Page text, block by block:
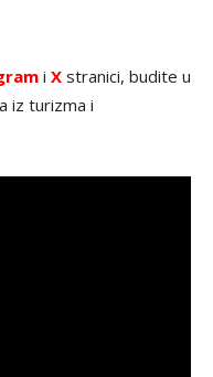
i X stranici, budite u
iz turizma i